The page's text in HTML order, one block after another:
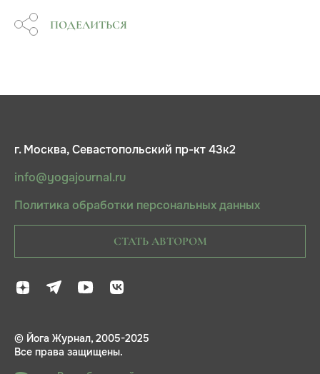
ПОДЕЛИТЬСЯ
г. Москва, Севастопольский пр-кт 43к2
info@yogajournal.ru
Политика обработки персональных данных
СТАТЬ АВТОРОМ
© Йога Журнал, 2005-2025
Все права защищены.